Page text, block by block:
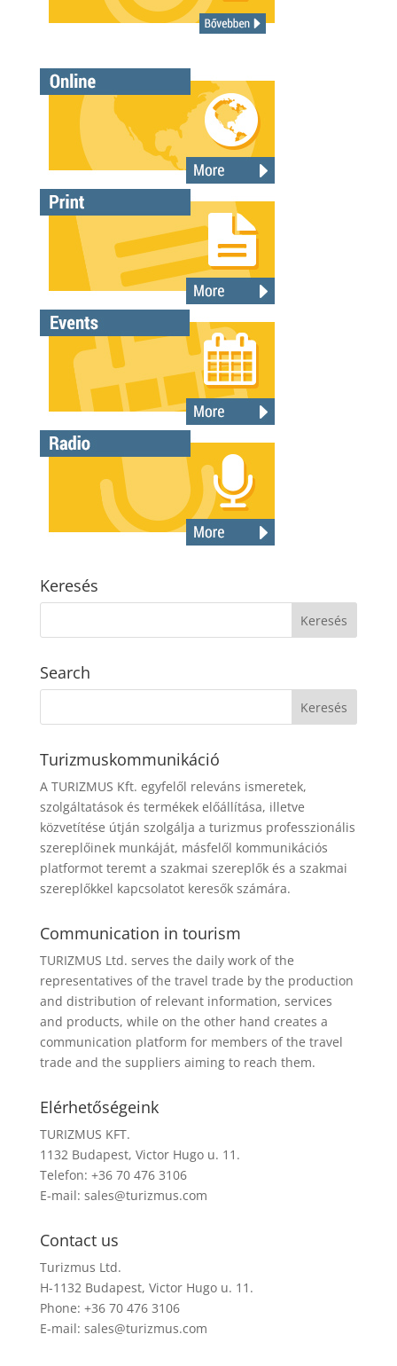
Keresés
Search
Turizmuskommunikáció
A TURIZMUS Kft. egyfelől releváns ismeretek,
szolgáltatások és termékek előállítása, illetve
közvetítése útján szolgálja a turizmus professzionális
szereplőinek munkáját, másfelől kommunikációs
platformot teremt a szakmai szereplők és a szakmai
szereplőkkel kapcsolatot keresők számára.
Communication in tourism
TURIZMUS Ltd. serves the daily work of the
representatives of the travel trade by the production
and distribution of relevant information, services
and products, while on the other hand creates a
communication platform for members of the travel
trade and the suppliers aiming to reach them.
Elérhetőségeink
TURIZMUS KFT.
1132 Budapest, Victor Hugo u. 11.
Telefon: +36 70 476 3106
E-mail: sales@turizmus.com
Contact us
Turizmus Ltd.
H-1132 Budapest, Victor Hugo u. 11.
Phone: +36 70 476 3106
E-mail: sales@turizmus.com